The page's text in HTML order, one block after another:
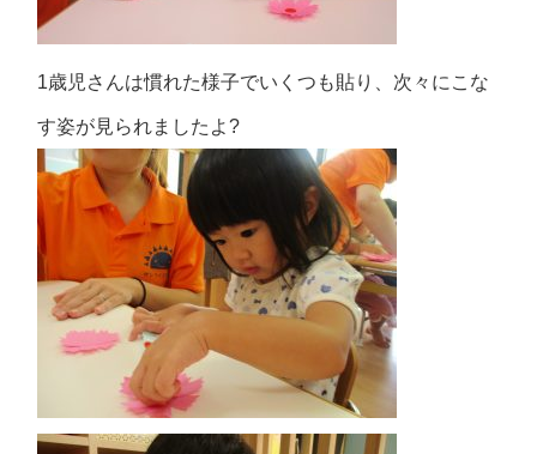
1歳児さんは慣れた様子でいくつも貼り、次々にこな
す姿が見られましたよ?